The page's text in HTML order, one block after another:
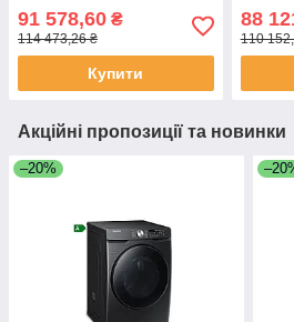
91 578,60 ₴
114 473,26 ₴
Купити
88
110
Акційні пропозиції та новинки
–20%